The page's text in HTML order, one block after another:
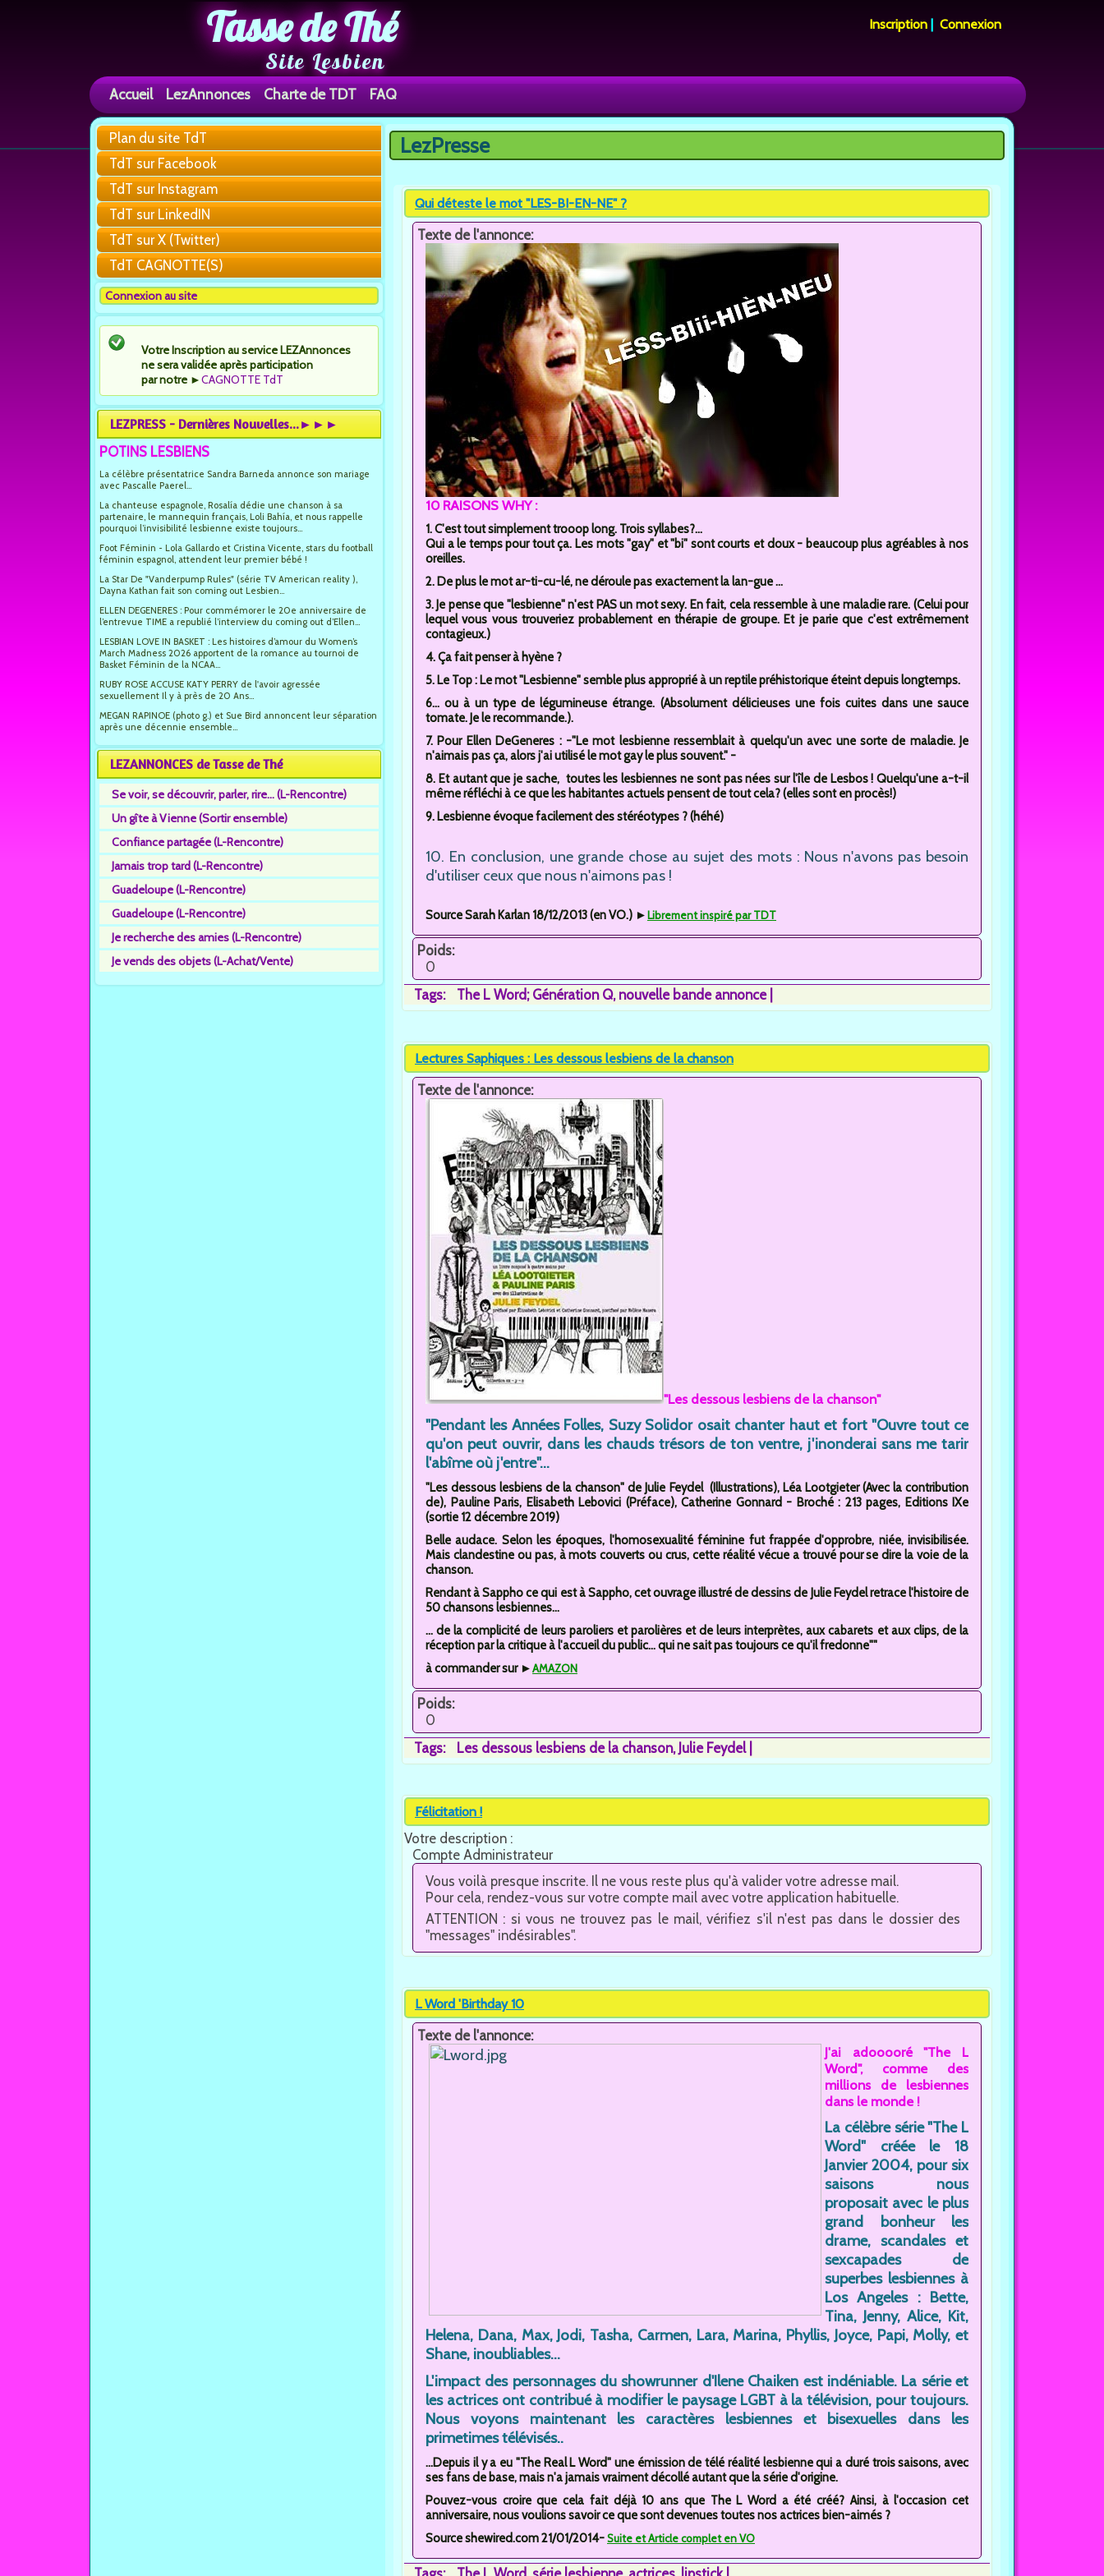
Tasse de Thé
Site Lesbien
Inscription |Connexion
Accueil LezAnnonces Charte de TDT FAQ
Plan du site TdT
TdT sur Facebook
TdT sur Instagram
TdT sur LinkedIN
TdT sur X (Twitter)
TdT CAGNOTTE(S)
Connexion au site
Votre Inscription au service LEZAnnonces
ne sera validée après participation
par notre ►CAGNOTTE TdT
LEZPRESS - Dernières Nouvelles...►►►
POTINS LESBIENS
La célèbre présentatrice Sandra Barneda annonce son mariage
avec Pascalle Paerel...
La chanteuse espagnole, Rosalía dédie une chanson à sa
partenaire, le mannequin français, Loli Bahía, et nous rappelle
pourquoi l’invisibilité lesbienne existe toujours...
Foot Féminin - Lola Gallardo et Cristina Vicente, stars du football
féminin espagnol, attendent leur premier bébé !
La Star De "Vanderpump Rules" (série TV American reality ),
Dayna Kathan fait son coming out Lesbien...
ELLEN DEGENERES : Pour commémorer le 20e anniversaire de
l’entrevue TIME a republié l’interview du coming out d’Ellen...
LESBIAN LOVE IN BASKET : Les histoires d’amour du Women’s
March Madness 2026 apportent de la romance au tournoi de
Basket Féminin de la NCAA...
RUBY ROSE ACCUSE KATY PERRY de l'avoir agressée
sexuellement Il y à près de 20 Ans...
MEGAN RAPINOE (photo g.) et Sue Bird annoncent leur séparation
après une décennie ensemble...
LEZANNONCES de Tasse de Thé
Se voir, se découvrir, parler, rire... (L-Rencontre)
Un gîte à Vienne (Sortir ensemble)
Confiance partagée (L-Rencontre)
Jamais trop tard (L-Rencontre)
Guadeloupe (L-Rencontre)
Guadeloupe (L-Rencontre)
Je recherche des amies (L-Rencontre)
Je vends des objets (L-Achat/Vente)
Vous êtes ici
LezPresse
Qui déteste le mot "LES-BI-EN-NE" ?
Texte de l'annonce:
10 RAISONS WHY :
1. C'est tout simplement trooop long. Trois syllabes?...
Qui a le temps pour tout ça. Les mots "gay" et "bi" sont courts et doux - beaucoup plus agréables à nos
oreilles.
2. De plus le mot ar-ti-cu-lé, ne déroule pas exactement la lan-gue ...
3. Je pense que "lesbienne" n'est PAS un mot sexy. En fait, cela ressemble à une maladie rare. (Celui pour
lequel vous vous trouveriez probablement en thérapie de groupe. Et je parie que c'est extrêmement
contagieux.)
4. Ça fait penser à hyène ?
5. Le Top : Le mot "Lesbienne" semble plus approprié à un reptile préhistorique éteint depuis longtemps.
6... ou à un type de légumineuse étrange. (Absolument délicieuses une fois cuites dans une sauce
tomate. Je le recommande.).
7. Pour Ellen DeGeneres : -"Le mot lesbienne ressemblait à quelqu'un avec une sorte de maladie. Je
n'aimais pas ça, alors j'ai utilisé le mot gay le plus souvent." -
8. Et autant que je sache, toutes les lesbiennes ne sont pas nées sur l'île de Lesbos ! Quelqu'une a-t-il
même réfléchi à ce que les habitantes actuels pensent de tout cela? (elles sont en procès!)
9. Lesbienne évoque facilement des stéréotypes ? (héhé)
10. En conclusion, une grande chose au sujet des mots : Nous n'avons pas besoin
d'utiliser ceux que nous n'aimons pas !
Source Sarah Karlan 18/12/2013 (en VO.) ►Librement inspiré par TDT
Poids:
0
Tags:
The L Word; Génération Q nouvelle bande annonce
Lectures Saphiques : Les dessous lesbiens de la chanson
Texte de l'annonce:
"Les dessous lesbiens de la chanson"
"Pendant les Années Folles, Suzy Solidor osait chanter haut et fort "Ouvre tout ce
qu'on peut ouvrir, dans les chauds trésors de ton ventre, j'inonderai sans me tarir
l'abîme où j'entre"...
"Les dessous lesbiens de la chanson" de Julie Feydel (Illustrations), Léa Lootgieter (Avec la contribution
de), Pauline Paris, Elisabeth Lebovici (Préface), Catherine Gonnard - Broché : 213 pages, Editions IXe
(sortie 12 décembre 2019)
Belle audace. Selon les époques, l'homosexualité féminine fut frappée d'opprobre, niée, invisibilisée.
Mais clandestine ou pas, à mots couverts ou crus, cette réalité vécue a trouvé pour se dire la voie de la
chanson.
Rendant à Sappho ce qui est à Sappho, cet ouvrage illustré de dessins de Julie Feydel retrace l'histoire de
50 chansons lesbiennes...
... de la complicité de leurs paroliers et parolières et de leurs interprètes, aux cabarets et aux clips, de la
réception par la critique à l'accueil du public... qui ne sait pas toujours ce qu'il fredonne""
à commander sur ►AMAZON
Poids:
0
Tags:
Les dessous lesbiens de la chanson Julie Feydel
Félicitation !
Votre description :
Compte Administrateur
Vous voilà presque inscrite. Il ne vous reste plus qu'à valider votre adresse mail.
Pour cela, rendez-vous sur votre compte mail avec votre application habituelle.
ATTENTION : si vous ne trouvez pas le mail, vérifiez s'il n'est pas dans le dossier des
"messages" indésirables".
L Word 'Birthday 10
Texte de l'annonce:
J'ai adooooré "The L
Word", comme des
millions de lesbiennes
dans le monde !
La célèbre série "The L
Word" créée le 18
Janvier 2004, pour six
saisons nous
proposait avec le plus
grand bonheur les
drame, scandales et
sexcapades de
superbes lesbiennes à
Los Angeles : Bette,
Tina, Jenny, Alice, Kit,
Helena, Dana, Max, Jodi, Tasha, Carmen, Lara, Marina, Phyllis, Joyce, Papi, Molly, et
Shane, inoubliables...
L'impact des personnages du showrunner d'Ilene Chaiken est indéniable. La série et
les actrices ont contribué à modifier le paysage LGBT à la télévision, pour toujours.
Nous voyons maintenant les caractères lesbiennes et bisexuelles dans les
primetimes télévisés..
...Depuis il y a eu "The Real L Word" une émission de télé réalité lesbienne qui a duré trois saisons, avec
ses fans de base, mais n'a jamais vraiment décollé autant que la série d'origine.
Pouvez-vous croire que cela fait déjà 10 ans que The L Word a été créé? Ainsi, à l'occasion cet
anniversaire, nous voulions savoir ce que sont devenues toutes nos actrices bien-aimés ?
Source shewired.com 21/01/2014-Suite et Article complet en VO